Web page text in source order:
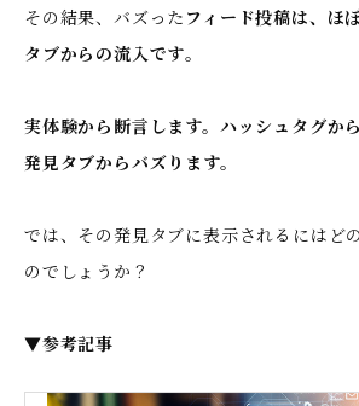
その結果、バズった フィード投稿は、ほ
タブからの流入です。
実体験から断言します。ハッシュタグか
発見タブからバズります。
では、その発見タブに表示されるにはど
のでしょうか？
▼参考記事